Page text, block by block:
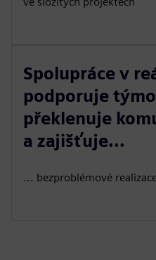
Spolupráce v
podporuje
překlenuje
a zajišťuje...
... bezproblémové